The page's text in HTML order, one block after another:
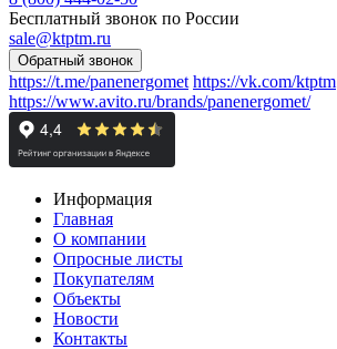
Бесплатный звонок по России
sale@ktptm.ru
https://t.me/panenergomet https://vk.com/ktptm
https://www.avito.ru/brands/panenergomet/
Информация
Главная
О компании
Опросные листы
Покупателям
Объекты
Новости
Контакты